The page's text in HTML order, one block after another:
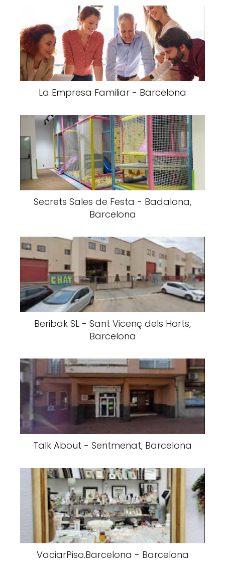
La Empresa Familiar - Barcelona
Secrets Sales de Festa - Badalona,
Barcelona
Beribak SL - Sant Vicenç dels Horts,
Barcelona
Talk About - Sentmenat, Barcelona
VaciarPiso.Barcelona - Barcelona